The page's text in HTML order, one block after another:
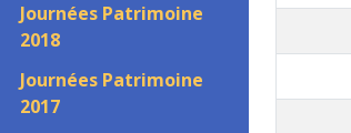
Journées Patrimoine
2018
Journées Patrimoine
2017